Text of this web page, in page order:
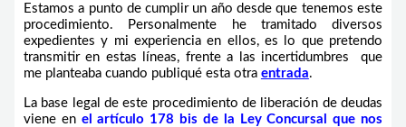
Estamos a punto de cumplir un año desde que tenemos este
procedimiento. Personalmente he tramitado diversos
expedientes y mi experiencia en ellos, es lo que pretendo
transmitir en estas líneas, frente a las incertidumbres que
me planteaba cuando publiqué esta otra entrada.
La base legal de este procedimiento de liberación de deudas
viene en el artículo 178 bis de la Ley Concursal que nos